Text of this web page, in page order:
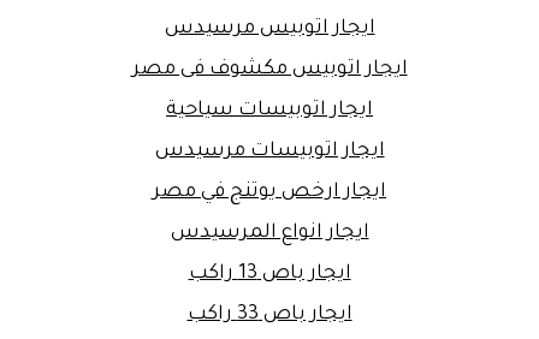
ايجار اتوبيس مرسيدس
ايجار اتوبيس مكشوف فى مصر
ايجار اتوبيسات سياحية
ايجار اتوبيسات مرسيدس
ايجار ارخص يوتنج في مصر
ايجار انواع المرسيدس
ايجار باص 13 راكب
ايجار باص 33 راكب